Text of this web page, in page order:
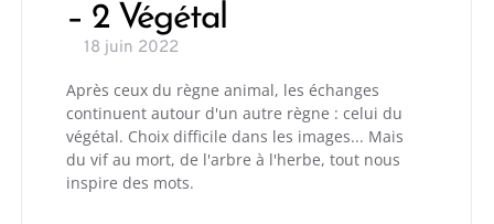
– 2 Végétal
18 juin 2022
Après ceux du règne animal, les échanges
continuent autour d'un autre règne : celui du
végétal. Choix difficile dans les images... Mais
du vif au mort, de l'arbre à l'herbe, tout nous
inspire des mots.